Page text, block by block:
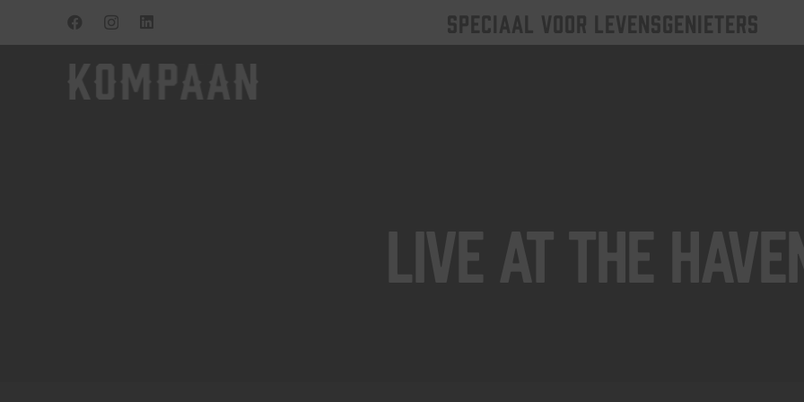
SPECIAAL VOOR LEVENSGENIETERS
Live At The